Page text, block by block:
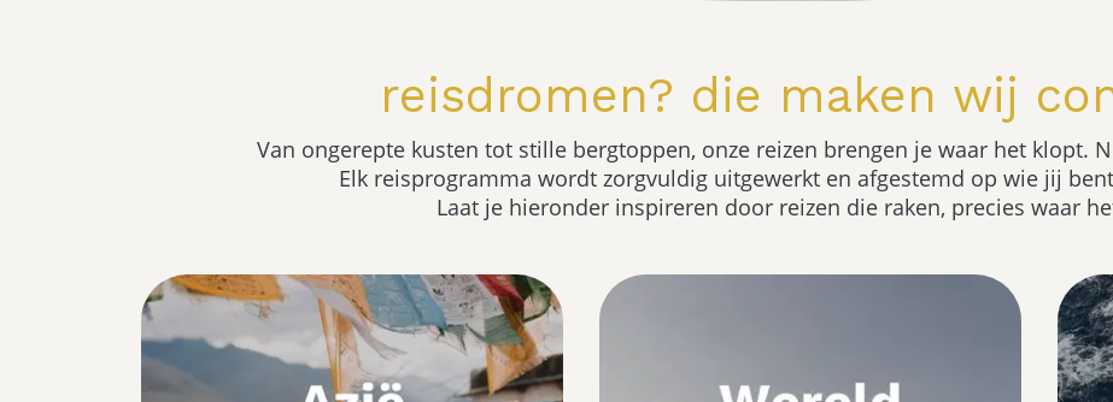
reisdromen? die maken wij
Van ongerepte kusten tot stille bergtoppen, onze reizen brengen je waar het klopt.
Elk reisprogramma wordt zorgvuldig uitgewerkt en afgestemd op wie jij
Laat je hieronder inspireren door reizen die raken, precies waar